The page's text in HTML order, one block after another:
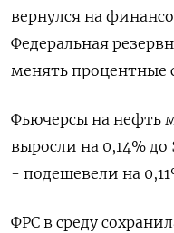
вернулся на
Федеральная
менять процентные
Фьючерсы на нефть
выросли на 0,14% до
- подешевели на
ФРС в среду